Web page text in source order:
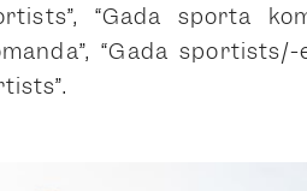
“Gada sporta
“Gada